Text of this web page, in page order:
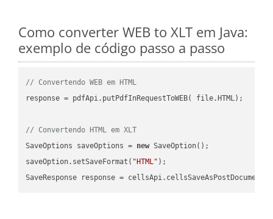
Como converter WEB to XLT em Java:
exemplo de código passo a passo
// Convertendo WEB em HTML
response = pdfApi.putPdfInRequestToWEB( file.HTML);
// Convertendo HTML em XLT
SaveOptions saveOptions = new SaveOption();
saveOption.setSaveFormat( "HTML" );
SaveResponse response =